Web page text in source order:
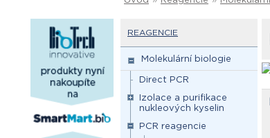
REAGENCIE
Molekulární biologie
Direct PCR
Izolace a purifikace
nukleových kyselin
PCR reagencie